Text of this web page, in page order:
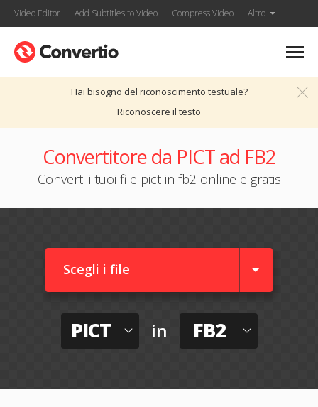
Video Editor Add Subtitles to Video Compress Video Altro
Hai bisogno del riconoscimento testuale?
Riconoscere il testo
Convertitore da PICT ad FB2
Converti i tuoi file pict in fb2 online e gratis
Scegli i file
PICT in FB2